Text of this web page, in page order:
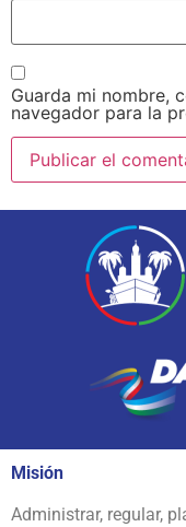
Guarda mi nombre,
navegador para la
Misión
Administrar, regular,